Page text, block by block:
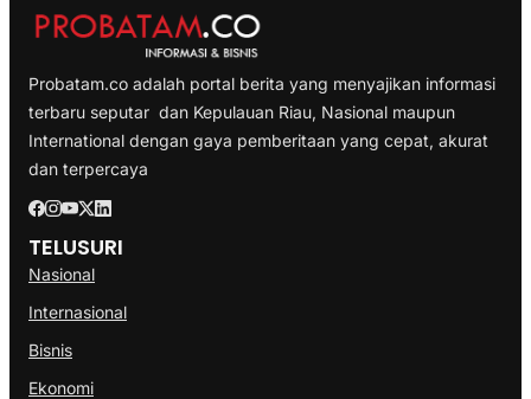
Probatam.co adalah portal berita yang menyajikan informasi
terbaru seputar dan Kepulauan Riau, Nasional maupun
International dengan gaya pemberitaan yang cepat, akurat
dan terpercaya
TELUSURI
Nasional
Internasional
Bisnis
Ekonomi